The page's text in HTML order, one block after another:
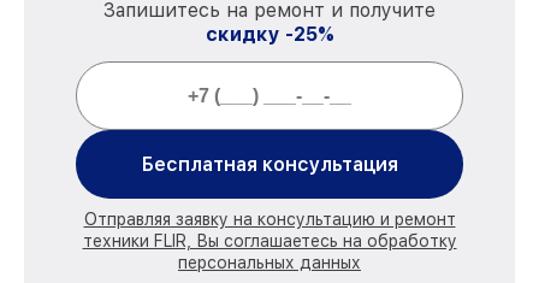
Запишитесь на ремонт и получите
скидку -25%
Бесплатная консультация
Отправляя заявку на консультацию и ремонт
техники FLIR, Вы соглашаетесь на обработку
персональных данных